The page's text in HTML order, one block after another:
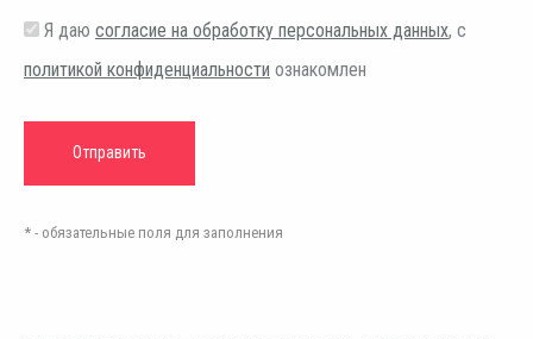
Я даю согласие на обработку персональных данных, с
политикой конфиденциальности ознакомлен
* - обязательные поля для заполнения